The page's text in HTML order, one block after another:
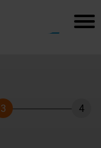
Schritt
3 4